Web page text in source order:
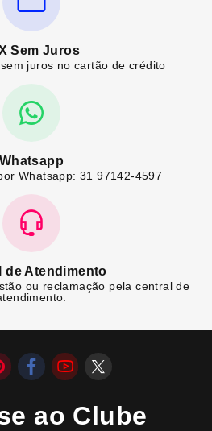
Sem Juros
juros no cartão de crédito
Whatsapp
Whatsapp: 31 97142-4597
de Atendimento
ou reclamação pela central de
ao Clube